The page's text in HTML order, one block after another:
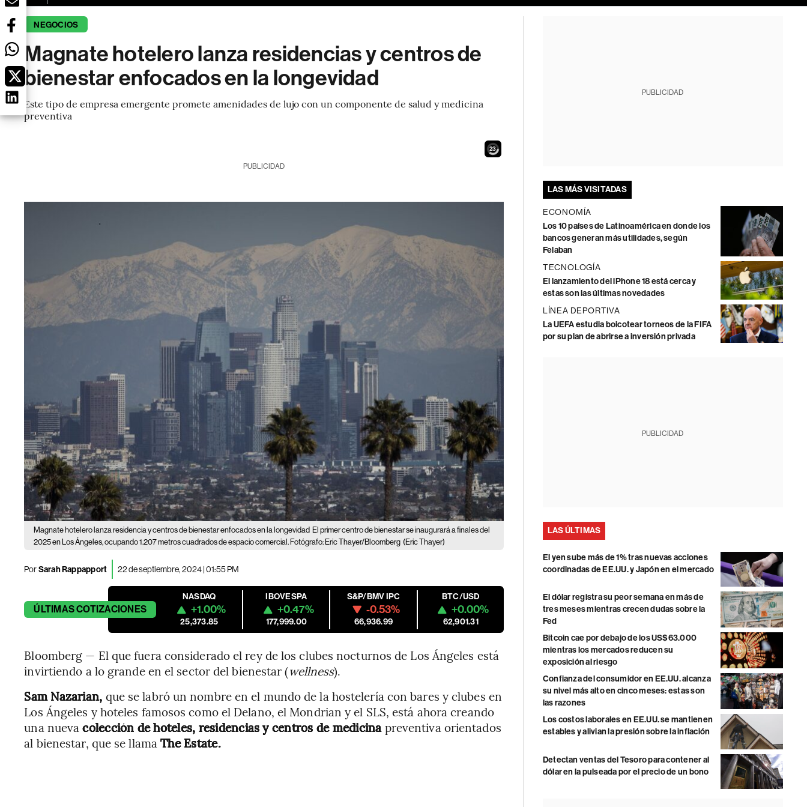
NEGOCIOS
Magnate hotelero lanza residencias y centros de
bienestar enfocados en la longevidad
Este tipo de empresa emergente promete amenidades de lujo con un componente de salud y medicina
preventiva
22
PUBLICIDAD
Magnate hotelero lanza residencia y centros de bienestar enfocados en la longevidad El primer centro de bienestar se inaugurará a finales del
2025 en Los Ángeles, ocupando 1.207 metros cuadrados de espacio comercial. Fotógrafo: Eric Thayer/Bloomberg (Eric Thayer)
PorSarah Rappapport 22 de septiembre, 2024 | 01:55 PM
ÚLTIMASCOTIZACIONES
NASDAQ
+1.00%
25,373.85
IBOVESPA
+0.47%
177,999.00
S&P/BMV IPC
-0.53%
66,936.99
BTC/USD
+0.00%
62,901.31
Bloomberg — El que fuera considerado el rey de los clubes nocturnos de Los Ángeles está
invirtiendo a lo grande en el sector del bienestar (wellness).
Sam Nazarian, que se labró un nombre en el mundo de la hostelería con bares y clubes en
Los Ángeles y hoteles famosos como el Delano, el Mondrian y el SLS, está ahora creando
una nuevacolección de hoteles, residencias y centros de medicinapreventiva orientados
al bienestar, que se llama The Estate.
PUBLICIDAD
LAS MÁS VISITADAS
ECONOMÍA
Los 10 países de Latinoamérica en donde los
bancos generan más utilidades, según
Felaban
TECNOLOGÍA
El lanzamiento del iPhone 18 está cerca y
estas son las últimas novedades
LÍNEA DEPORTIVA
La UEFA estudia boicotear torneos de la FIFA
por su plan de abrirse a inversión privada
PUBLICIDAD
LAS ÚLTIMAS
El yen sube más de 1% tras nuevas acciones
coordinadas de EE.UU. y Japón en el mercado
El dólar registra su peor semana en más de
tres meses mientras crecen dudas sobre la
Fed
Bitcoin cae por debajo de los US$63.000
mientras los mercados reducen su
exposición al riesgo
Confianza del consumidor en EE.UU. alcanza
su nivel más alto en cinco meses: estas son
las razones
Los costos laborales en EE.UU. se mantienen
estables y alivian la presión sobre la inflación
Detectan ventas del Tesoro para contener al
dólar en la pulseada por el precio de un bono